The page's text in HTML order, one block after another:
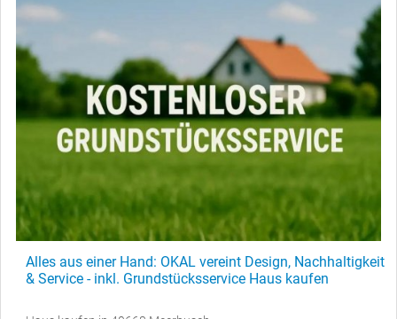
Alles aus einer Hand: OKAL vereint Design, Nachhaltigkeit
& Service - inkl. Grundstücksservice Haus kaufen